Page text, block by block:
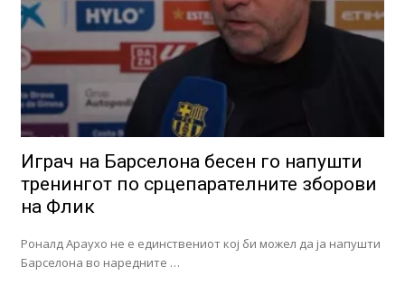
Играч на Барселона бесен го напушти
тренингот по срцепарателните зборови
на Флик
Роналд Араухо не е единствениот кој би можел да ја напушти
Барселона во наредните …